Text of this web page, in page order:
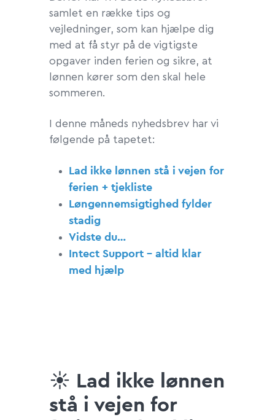
samlet en række tips og
vejledninger, som kan hjælpe dig
med at få styr på de vigtigste
opgaver inden ferien og sikre, at
lønnen kører som den skal hele
sommeren.
I denne måneds nyhedsbrev har vi
følgende på tapetet:
Lad ikke lønnen stå i vejen for
ferien + tjekliste
Løngennemsigtighed fylder
stadig
Vidste du…
Intect Support – altid klar
med hjælp
☀️ Lad ikke lønnen
stå i vejen for